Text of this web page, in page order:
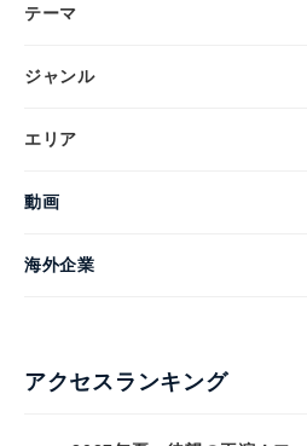
テーマ
ジャンル
エリア
動画
海外企業
アクセスランキング